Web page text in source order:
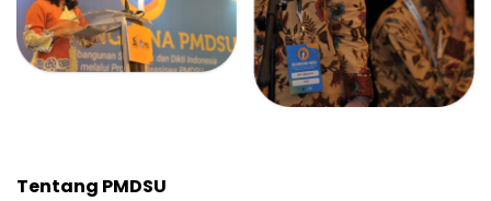
Tentang PMDSU